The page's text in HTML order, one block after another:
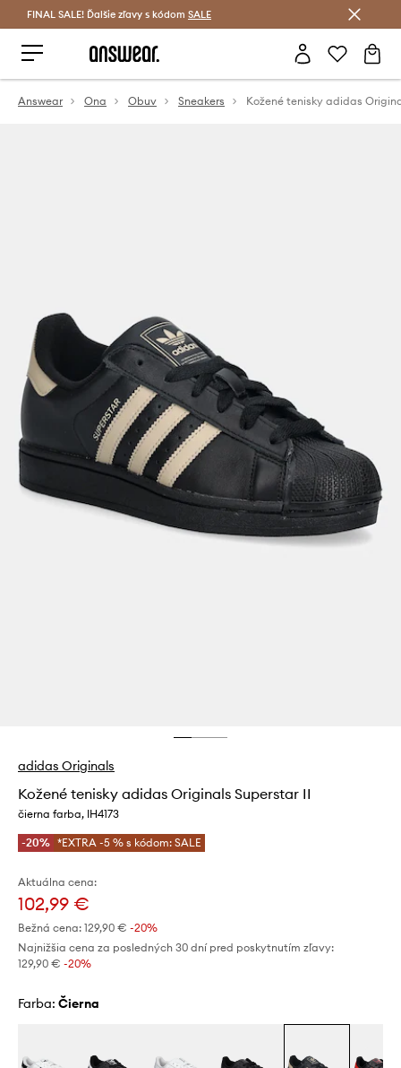
Šetrite s Answear Club >
FINAL SALE! Ďalšie zľavy s kódom SALE
Answear Ona Obuv Sneakers
adidas Originals
Kožené tenisky adidas Originals Superstar II
čierna farba, IH4173
-20% *EXTRA -5 % s kódom: SALE
Aktuálna cena:
102,99 €
Bežná cena: 129,90 € -20%
Najnižšia cena za posledných 30 dní pred poskytnutím zľavy:
129,90 € -20%
Farba: čierna